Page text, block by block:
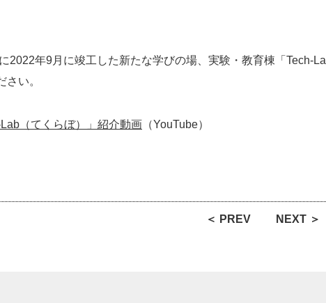
2022年9月に竣工した新たな学びの場、実験・教育棟「Tech-
い。
（てくらぼ）」紹介動画 （YouTube）
＜ PREV NEXT ＞